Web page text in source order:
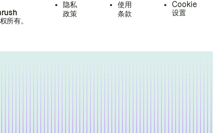
所有。
隐私
政策
使用
条款
Cookie
设置